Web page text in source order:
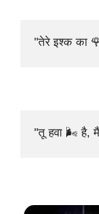
"तेरे इश्क का
"तू हवा 🌬️ है,